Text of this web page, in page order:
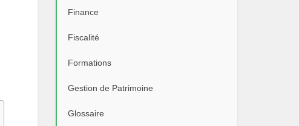
Finance
Fiscalité
Formations
Gestion de Patrimoine
Glossaire